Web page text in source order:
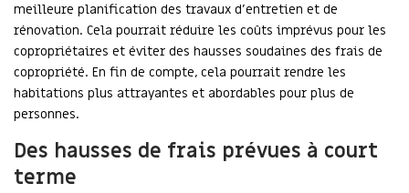
meilleure planification des travaux d’entretien et de
rénovation. Cela pourrait réduire les coûts imprévus pour les
copropriétaires et éviter des hausses soudaines des frais de
copropriété. En fin de compte, cela pourrait rendre les
habitations plus attrayantes et abordables pour plus de
personnes.
Des hausses de frais prévues à court
terme